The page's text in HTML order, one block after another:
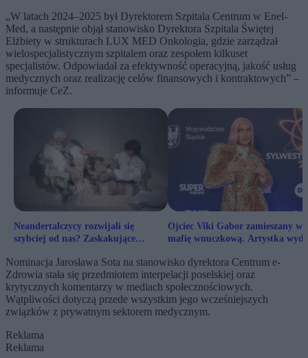
„W latach 2024–2025 był Dyrektorem Szpitala Centrum w Enel-
Med, a następnie objął stanowisko Dyrektora Szpitala Świętej
Elżbiety w strukturach LUX MED Onkologia, gdzie zarządzał
wielospecjalistycznym szpitalem oraz zespołem kilkuset
specjalistów. Odpowiadał za efektywność operacyjną, jakość usług
medycznych oraz realizację celów finansowych i kontraktowych” –
informuje CeZ.
Neandertalczycy rozwijali się
szybciej od nas? Zaskakujące
Ojciec Viki Gabor zamieszany w
mafię wnuczkową. Artystka
Nominacja Jarosława Sota na stanowisko dyrektora Centrum e-
Zdrowia stała się przedmiotem interpelacji poselskiej oraz
krytycznych komentarzy w mediach społecznościowych.
Wątpliwości dotyczą przede wszystkim jego wcześniejszych
związków z prywatnym sektorem medycznym.
Reklama
Reklama